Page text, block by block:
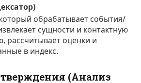
обрабатывает события/
сущности и контактную
рассчитывает оценки и
в индекс.
(Анализ